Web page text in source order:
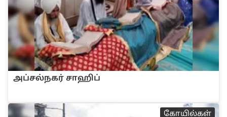
அ‌ப்ச‌ல்நக‌ர் சா‌ஹ‌ி‌ப்
கோ‌யி‌ல்க‌ள்